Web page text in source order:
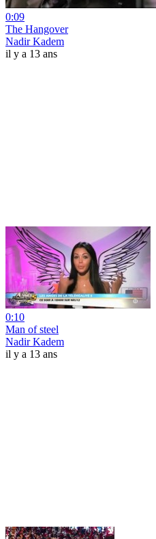
0:09
The Hangover
Nadir Kadem
il y a 13 ans
0:10
Man of steel
Nadir Kadem
il y a 13 ans